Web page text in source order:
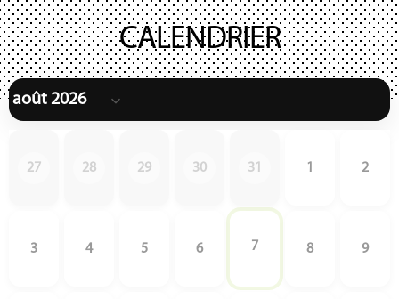
CALENDRIER
27 28 29 30 31 1 2
3 4 5 6 7 8 9